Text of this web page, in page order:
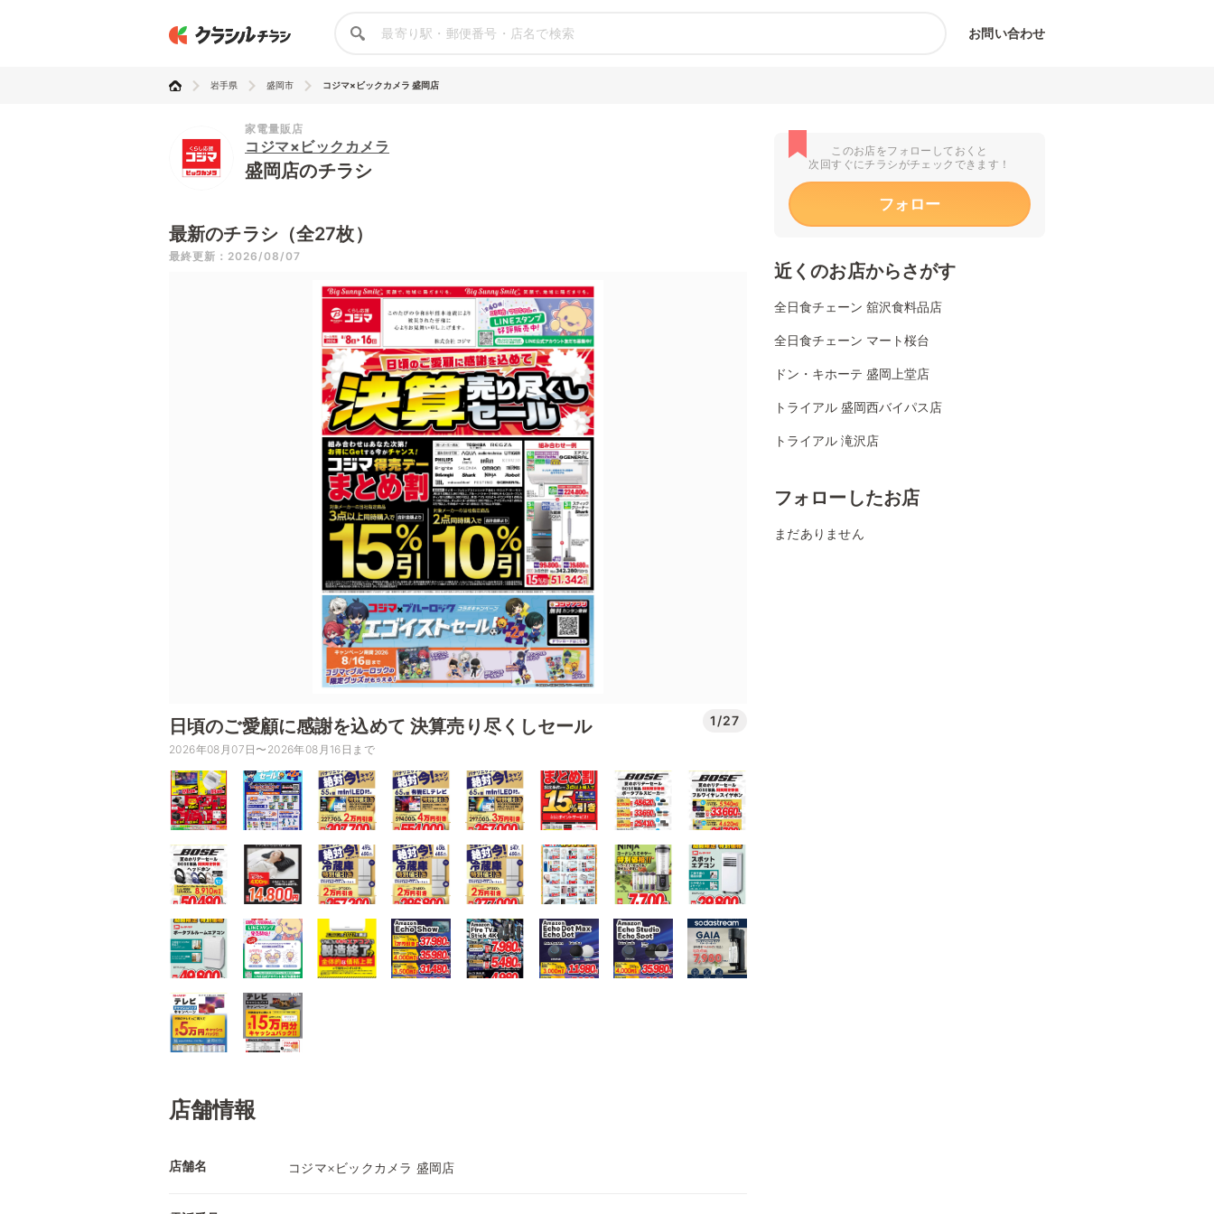
お問い合わせ
岩手県 盛岡市 コジマ×ビックカメラ 盛岡店
家電量販店
コジマ×ビックカメラ
盛岡店のチラシ
最新のチラシ（全27枚）
最終更新：2026/08/07
日頃のご愛顧に感謝を込めて 決算売り尽くしセール 1/27
2026年08月07日〜2026年08月16日まで
店舗情報
店舗名 コジマ×ビックカメラ 盛岡店
このお店をフォローしておくと
次回すぐにチラシがチェックできます！
フォロー
近くのお店からさがす
全日食チェーン 舘沢食料品店
全日食チェーン マート桜台
ドン・キホーテ 盛岡上堂店
トライアル 盛岡西バイパス店
トライアル 滝沢店
フォローしたお店
まだありません